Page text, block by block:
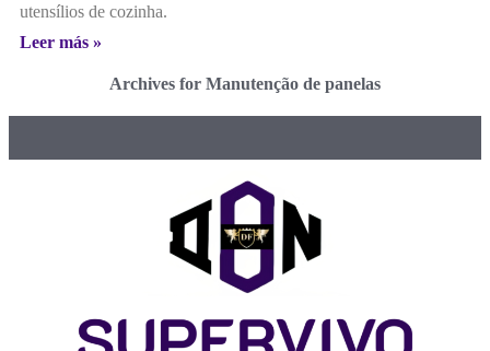
utensílios de cozinha.
Leer más »
Archives for Manutenção de panelas